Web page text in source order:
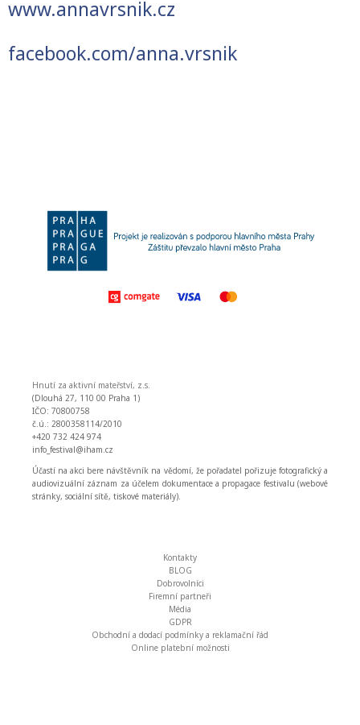
www.annavrsnik.cz
facebook.com/anna.vrsnik
Hnutí za aktivní mateřství, z.s.
(Dlouhá 27, 110 00 Praha 1)
IČO: 70800758
č.ú.: 2800358114/2010
+420 732 424 974
info_festival@iham.cz
Účastí na akci bere návštěvník na vědomí, že pořadatel pořizuje fotografický a
audiovizuální záznam za účelem dokumentace a propagace festivalu (webové
stránky, sociální sítě, tiskové materiály).
Kontakty
BLOG
Dobrovolníci
Firemní partneři
Média
GDPR
Obchodní a dodací podmínky a reklamační řád
Online platební možnosti